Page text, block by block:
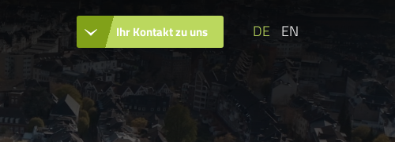
Ihr Kontakt zu uns EN
DE